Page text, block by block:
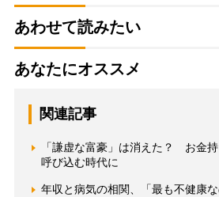
あわせて読みたい
あなたにオススメ
関連記事
「謙虚な富豪」は消えた？ お金
呼び込む時代に
年収と病気の相関、「最も不健康